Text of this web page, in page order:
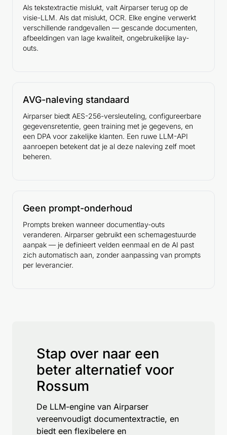
Als tekstextractie mislukt, valt Airparser terug op de
visie-LLM. Als dat mislukt, OCR. Elke engine verwerkt
verschillende randgevallen — gescande documenten,
afbeeldingen van lage kwaliteit, ongebruikelijke lay-
outs.
AVG-naleving standaard
Airparser biedt AES-256-versleuteling, configureerbare
gegevensretentie, geen training met je gegevens, en
een DPA voor zakelijke klanten. Een ruwe LLM-API
aanroepen betekent dat je al deze naleving zelf moet
beheren.
Geen prompt-onderhoud
Prompts breken wanneer documentlay-outs
veranderen. Airparser gebruikt een schemagestuurde
aanpak — je definieert velden eenmaal en de AI past
zich automatisch aan, zonder aanpassing van prompts
per leverancier.
Stap over naar een
beter alternatief voor
Rossum
De LLM-engine van Airparser
vereenvoudigt documentextractie, en
biedt een flexibelere en